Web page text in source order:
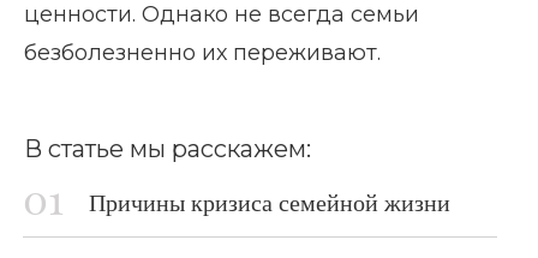
ценности. Однако не всегда семьи
безболезненно их переживают.
В статье мы расскажем:
Причины кризиса семейной жизни